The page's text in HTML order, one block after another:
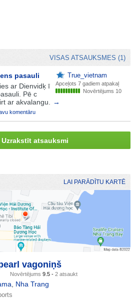
VISAS ATSAUKSMES (1)
True_vietnam
Apceļots 7 gadiem atpakaļ
Novērtējums 10
pasauli
ar Dienvidķ ī
Pē c
ar akvalangu.
→
komentāru
Uzrakstīt atsauksmi
LAI PARĀDĪTU KARTĒ
vagoniņš
Novērtējums 9.5 - 2 atsaukt
Nha Trang